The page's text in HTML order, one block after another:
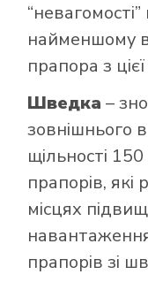
найменшому
прапора з
Шведка –
зовнішнього
щільності
прапорів,
місцях
прапорів зі